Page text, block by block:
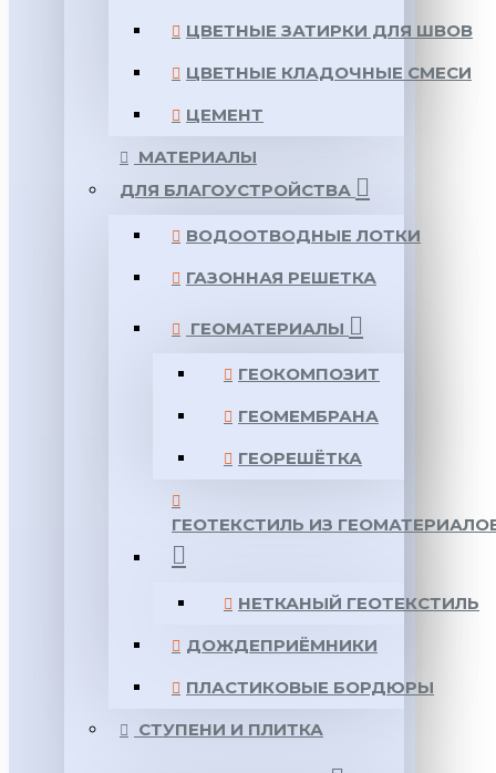
ЦВЕТНЫЕ ЗАТИРКИ ДЛЯ ШВОВ
ЦВЕТНЫЕ КЛАДОЧНЫЕ СМЕСИ
ЦЕМЕНТ
МАТЕРИАЛЫ
ДЛЯ БЛАГОУСТРОЙСТВА
ВОДООТВОДНЫЕ ЛОТКИ
ГАЗОННАЯ РЕШЕТКА
ГЕОМАТЕРИАЛЫ
ГЕОКОМПОЗИТ
ГЕОМЕМБРАНА
ГЕОРЕШЁТКА
ГЕОТЕКСТИЛЬ ИЗ
НЕТКАНЫЙ ГЕОТЕКСТИЛЬ
ДОЖДЕПРИЁМНИКИ
ПЛАСТИКОВЫЕ БОРДЮРЫ
СТУПЕНИ И ПЛИТКА